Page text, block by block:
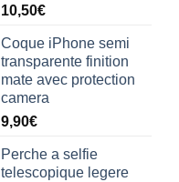
Note5.00
10,50€
Coque iPhone semi
transparente finition
mate avec protection
camera
9,90€
Perche a selfie
telescopique legere